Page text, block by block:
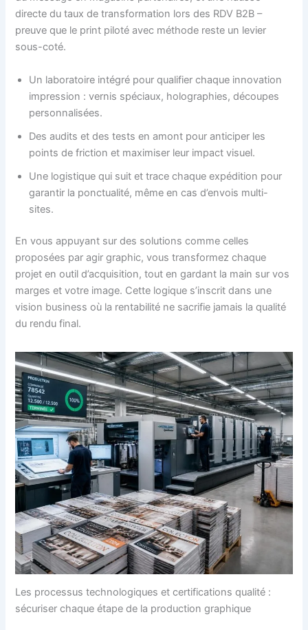
directe du taux de transformation lors des RDV B2B –
preuve que le print piloté avec méthode reste un levier
sous-coté.
Un laboratoire intégré pour qualifier chaque innovation
impression : vernis spéciaux, holographies, découpes
personnalisées.
Des audits et des tests en amont pour anticiper les
points de friction et maximiser leur impact visuel.
Une logistique qui suit et trace chaque expédition pour
garantir la ponctualité, même en cas d’envois multi-
sites.
En vous appuyant sur des solutions comme celles
proposées par agir graphic, vous transformez chaque
projet en outil d’acquisition, tout en gardant la main sur vos
marges et votre image. Cette logique s’inscrit dans une
vision business où la rentabilité ne sacrifie jamais la qualité
du rendu final.
Les processus technologiques et certifications qualité :
sécuriser chaque étape de la production graphique